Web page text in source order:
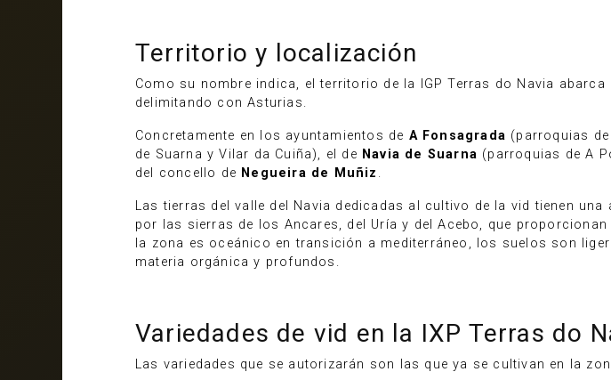
Territorio y localización
Como su nombre indica, el territorio de la IGP Terras do Navia
delimitando con Asturias.
Concretamente en los ayuntamientos de A Fonsagrada (parroquias
de Suarna y Vilar da Cuiña), el de Navia de Suarna (parroquias de A
del concello de Negueira de Muñiz .
Las tierras del valle del Navia dedicadas al cultivo de la vid tienen
por las sierras de los Ancares, del Uría y del Acebo, que
la zona es oceánico en transición a mediterráneo, los suelos son
materia orgánica y profundos.
Variedades de vid en la IXP Terras do
Las variedades que se autorizarán son las que ya se cultivan en la